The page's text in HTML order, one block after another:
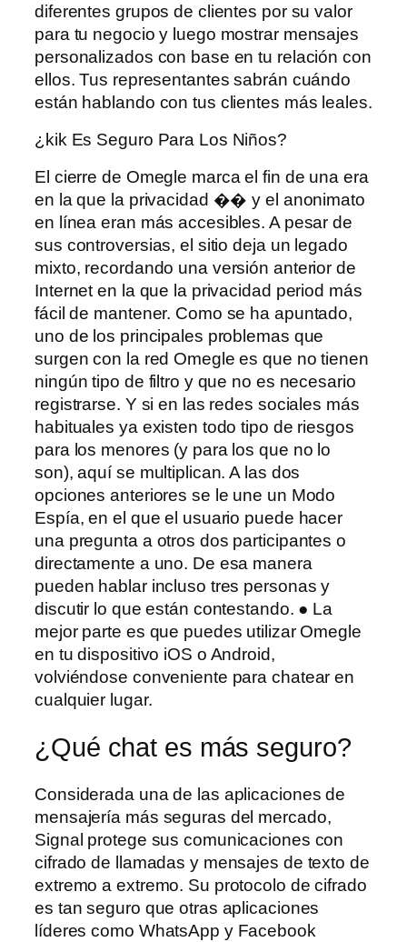
diferentes grupos de clientes por su valor
para tu negocio y luego mostrar mensajes
personalizados con base ​​en tu relación con
ellos. Tus representantes sabrán cuándo
están hablando con tus clientes más leales.
¿kik Es Seguro Para Los Niños?
El cierre de Omegle marca el fin de una era
en la que la privacidad �� y el anonimato
en línea eran más accesibles. A pesar de
sus controversias, el sitio deja un legado
mixto, recordando una versión anterior de
Internet en la que la privacidad period más
fácil de mantener. Como se ha apuntado,
uno de los principales problemas que
surgen con la red Omegle es que no tienen
ningún tipo de filtro y que no es necesario
registrarse. Y si en las redes sociales más
habituales ya existen todo tipo de riesgos
para los menores (y para los que no lo
son), aquí se multiplican. A las dos
opciones anteriores se le une un Modo
Espía, en el que el usuario puede hacer
una pregunta a otros dos participantes o
directamente a uno. De esa manera
pueden hablar incluso tres personas y
discutir lo que están contestando. ● La
mejor parte es que puedes utilizar Omegle
en tu dispositivo iOS o Android,
volviéndose conveniente para chatear en
cualquier lugar.
¿Qué chat es más seguro?
Considerada una de las aplicaciones de
mensajería más seguras del mercado,
Signal protege sus comunicaciones con
cifrado de llamadas y mensajes de texto de
extremo a extremo. Su protocolo de cifrado
es tan seguro que otras aplicaciones
líderes como WhatsApp y Facebook